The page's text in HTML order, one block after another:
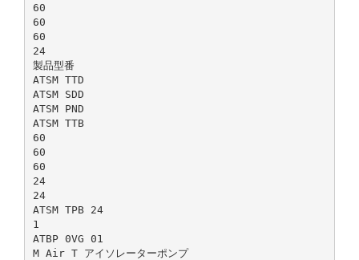
60
60
60
24
製品型番
ATSM TTD
ATSM SDD
ATSM PND
ATSM TTB
60
60
60
24
24
ATSM TPB 24
1
ATBP 0VG 01
M Air T アイソレーターポンプ